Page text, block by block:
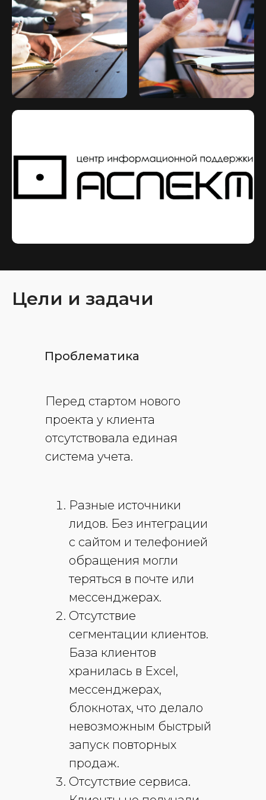
Цели и задачи
Проблематика
Перед стартом нового
проекта у клиента
отсутствовала единая
система учета.
Разные источники
лидов. Без интеграции
с сайтом и телефонией
обращения могли
теряться в почте или
мессенджерах.
Отсутствие
сегментации клиентов.
База клиентов
хранилась в Excel,
мессенджерах,
блокнотах, что делало
невозможным быстрый
запуск повторных
продаж.
Отсутствие сервиса.